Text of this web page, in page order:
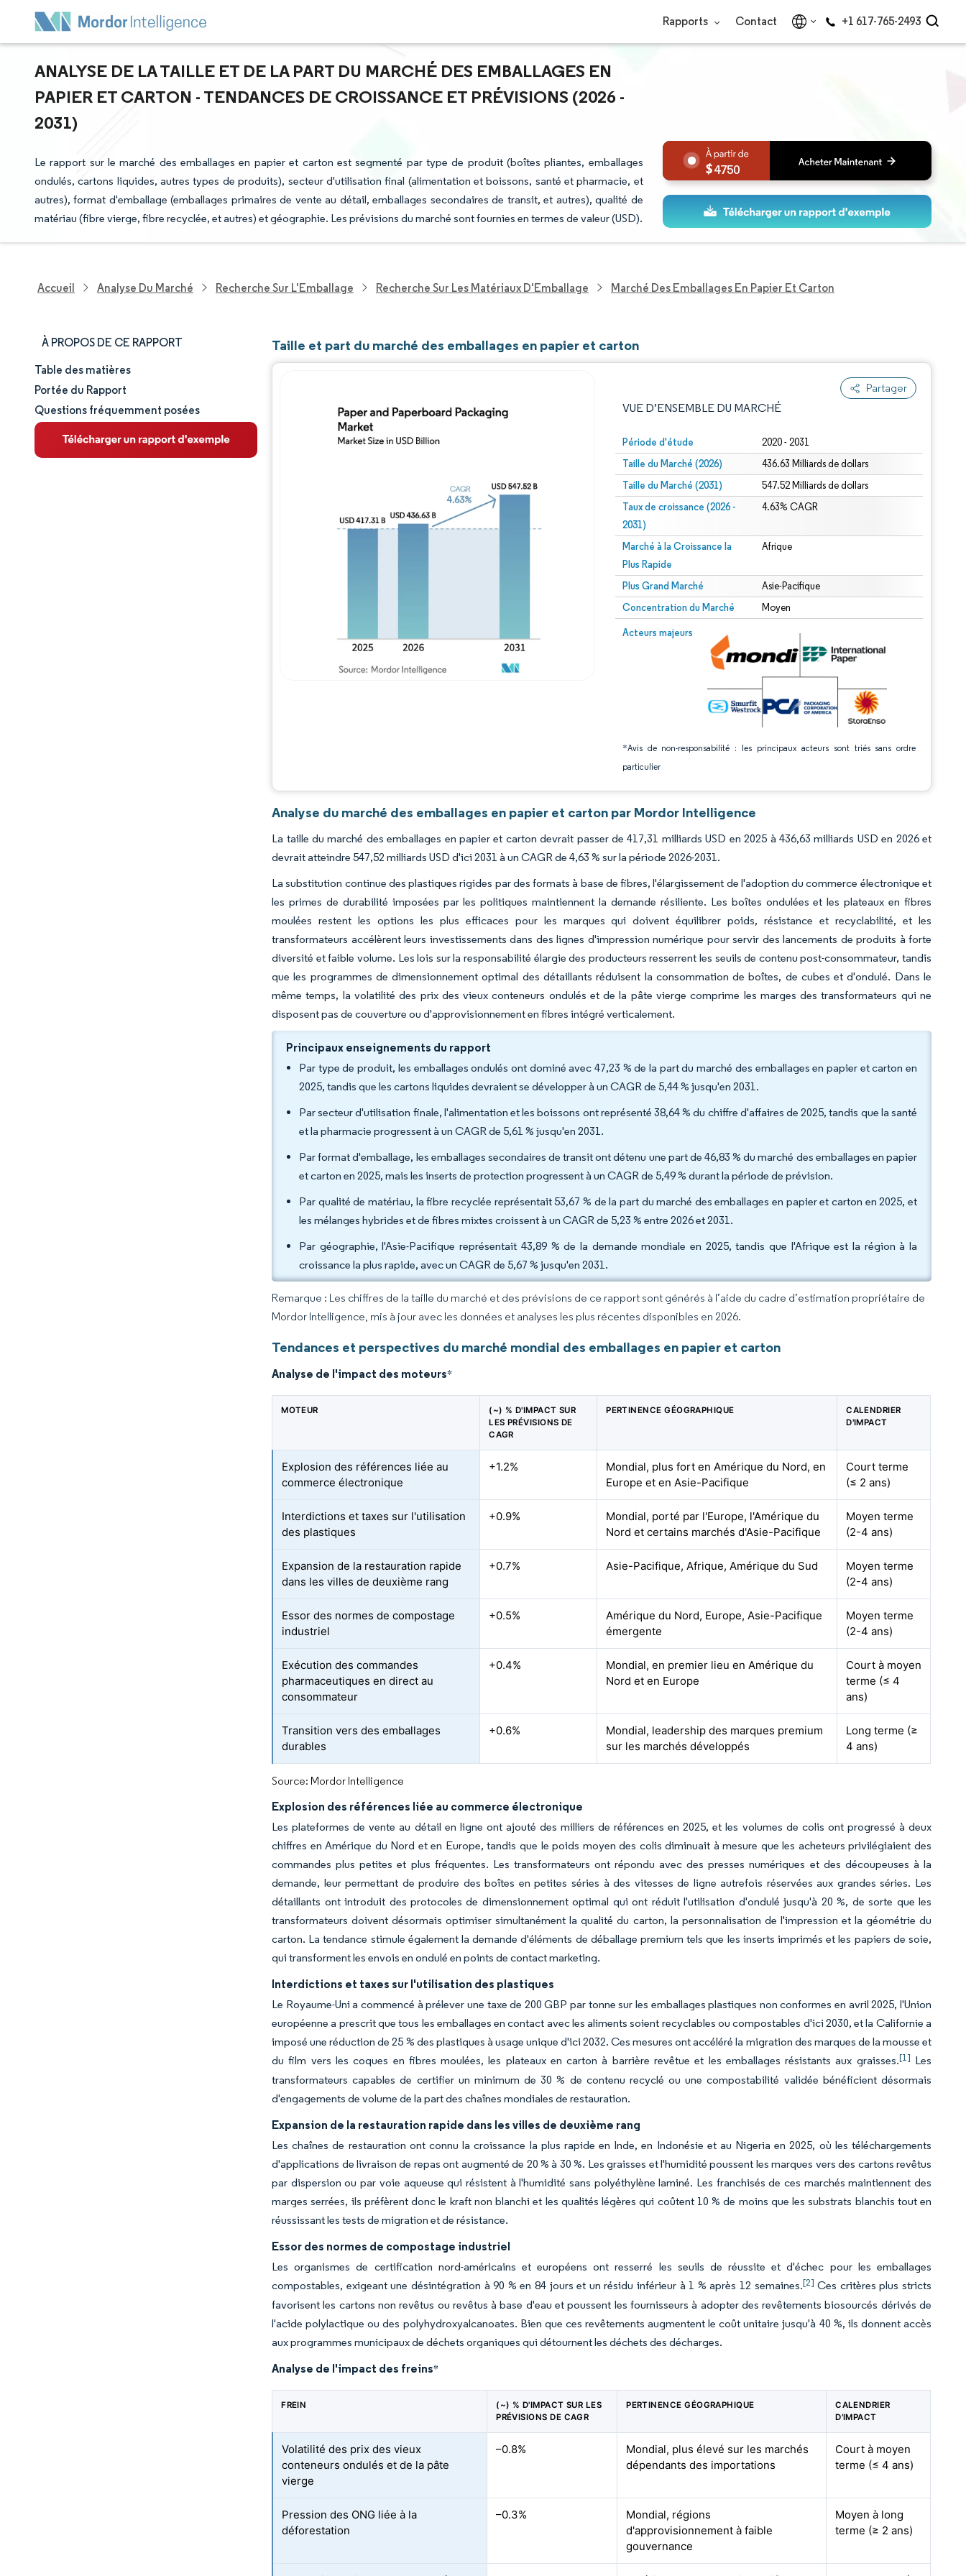
Rapports Contact +1 617-765-2493
ANALYSE DE LA TAILLE ET DE LA PART DU MARCHÉ DES EMBALLAGES EN
PAPIER ET CARTON - TENDANCES DE CROISSANCE ET PRÉVISIONS (2026 -
2031)
Le rapport sur le marché des emballages en papier et carton est segmenté par type de produit (boîtes pliantes, emballages
ondulés, cartons liquides, autres types de produits), secteur d'utilisation final (alimentation et boissons, santé et pharmacie, et
autres), format d'emballage (emballages primaires de vente au détail, emballages secondaires de transit, et autres), qualité de
matériau (fibre vierge, fibre recyclée, et autres) et géographie. Les prévisions du marché sont fournies en termes de valeur (USD).
4750
Accueil Analyse Du Marché Recherche Sur L'Emballage Recherche Sur Les Matériaux D'Emballage Marché Des Emballages En Papier Et Carton
À PROPOS DE CE RAPPORT
Taille et part de marché
Analyse du marché
Tendances et perspectives
Table des matières
Portée du Rapport
Questions fréquemment posées
Taille et part du marché des emballages en papier et carton
Partager
VUE D’ENSEMBLE DU MARCHÉ
Période d'étude 2020 - 2031
Taille du Marché (2026) 436.63 Milliards de dollars
Taille du Marché (2031) 547.52 Milliards de dollars
Taux de croissance (2026 -
2031)
4.63% CAGR
Marché à la Croissance la
Plus Rapide
Afrique
Plus Grand Marché Asie-Pacifique
Concentration du Marché Moyen
Acteurs majeurs
*Avis de non-responsabilité : les principaux acteurs sont triés sans ordre
particulier
Image © Mordor Intelligence. La réutilisation nécessite une attribution sous CC BY 4.0.
Image © Mordor Intelligence. La réutilisation nécessite une attribution sous CC BY 4.0.
Analyse du marché des emballages en papier et carton par Mordor Intelligence
La taille du marché des emballages en papier et carton devrait passer de 417,31 milliards USD en 2025 à 436,63 milliards USD en 2026 et
devrait atteindre 547,52 milliards USD d'ici 2031 à un CAGR de 4,63 % sur la période 2026-2031.
La substitution continue des plastiques rigides par des formats à base de fibres, l'élargissement de l'adoption du commerce électronique et
les primes de durabilité imposées par les politiques maintiennent la demande résiliente. Les boîtes ondulées et les plateaux en fibres
moulées restent les options les plus efficaces pour les marques qui doivent équilibrer poids, résistance et recyclabilité, et les
transformateurs accélèrent leurs investissements dans des lignes d'impression numérique pour servir des lancements de produits à forte
diversité et faible volume. Les lois sur la responsabilité élargie des producteurs resserrent les seuils de contenu post-consommateur, tandis
que les programmes de dimensionnement optimal des détaillants réduisent la consommation de boîtes, de cubes et d'ondulé. Dans le
même temps, la volatilité des prix des vieux conteneurs ondulés et de la pâte vierge comprime les marges des transformateurs qui ne
disposent pas de couverture ou d'approvisionnement en fibres intégré verticalement.
Principaux enseignements du rapport
Par type de produit, les emballages ondulés ont dominé avec 47,23 % de la part du marché des emballages en papier et carton en
2025, tandis que les cartons liquides devraient se développer à un CAGR de 5,44 % jusqu'en 2031.
Par secteur d'utilisation finale, l'alimentation et les boissons ont représenté 38,64 % du chiffre d'affaires de 2025, tandis que la santé
et la pharmacie progressent à un CAGR de 5,61 % jusqu'en 2031.
Par format d'emballage, les emballages secondaires de transit ont détenu une part de 46,83 % du marché des emballages en papier
et carton en 2025, mais les inserts de protection progressent à un CAGR de 5,49 % durant la période de prévision.
Par qualité de matériau, la fibre recyclée représentait 53,67 % de la part du marché des emballages en papier et carton en 2025, et
les mélanges hybrides et de fibres mixtes croissent à un CAGR de 5,23 % entre 2026 et 2031.
Par géographie, l'Asie-Pacifique représentait 43,89 % de la demande mondiale en 2025, tandis que l'Afrique est la région à la
croissance la plus rapide, avec un CAGR de 5,67 % jusqu'en 2031.
Remarque : Les chiffres de la taille du marché et des prévisions de ce rapport sont générés à l’aide du cadre d’estimation propriétaire de
Mordor Intelligence, mis à jour avec les données et analyses les plus récentes disponibles en 2026.
Tendances et perspectives du marché mondial des emballages en papier et carton
Analyse de l'impact des moteurs*
MOTEUR
(~) % D'IMPACT SUR
LES PRÉVISIONS DE
CAGR
PERTINENCE GÉOGRAPHIQUE
CALENDRIER
D'IMPACT
Explosion des références liée au
commerce électronique
+1.2%
Mondial, plus fort en Amérique du Nord, en
Europe et en Asie-Pacifique
Court terme
(≤ 2 ans)
Interdictions et taxes sur l'utilisation
des plastiques
+0.9%
Mondial, porté par l'Europe, l'Amérique du
Nord et certains marchés d'Asie-Pacifique
Moyen terme
(2-4 ans)
Expansion de la restauration rapide
dans les villes de deuxième rang
+0.7% Asie-Pacifique, Afrique, Amérique du Sud
Moyen terme
(2-4 ans)
Essor des normes de compostage
industriel
+0.5%
Amérique du Nord, Europe, Asie-Pacifique
émergente
Moyen terme
(2-4 ans)
Exécution des commandes
pharmaceutiques en direct au
consommateur
+0.4%
Mondial, en premier lieu en Amérique du
Nord et en Europe
Court à moyen
terme (≤ 4
ans)
Transition vers des emballages
durables
+0.6%
Mondial, leadership des marques premium
sur les marchés développés
Long terme (≥
4 ans)
Source: Mordor Intelligence
Explosion des références liée au commerce électronique
Les plateformes de vente au détail en ligne ont ajouté des milliers de références en 2025, et les volumes de colis ont progressé à deux
chiffres en Amérique du Nord et en Europe, tandis que le poids moyen des colis diminuait à mesure que les acheteurs privilégiaient des
commandes plus petites et plus fréquentes. Les transformateurs ont répondu avec des presses numériques et des découpeuses à la
demande, leur permettant de produire des boîtes en petites séries à des vitesses de ligne autrefois réservées aux grandes séries. Les
détaillants ont introduit des protocoles de dimensionnement optimal qui ont réduit l'utilisation d'ondulé jusqu'à 20 %, de sorte que les
transformateurs doivent désormais optimiser simultanément la qualité du carton, la personnalisation de l'impression et la géométrie du
carton. La tendance stimule également la demande d'éléments de déballage premium tels que les inserts imprimés et les papiers de soie,
qui transforment les envois en ondulé en points de contact marketing.
Interdictions et taxes sur l'utilisation des plastiques
Le Royaume-Uni a commencé à prélever une taxe de 200 GBP par tonne sur les emballages plastiques non conformes en avril 2025, l'Union
européenne a prescrit que tous les emballages en contact avec les aliments soient recyclables ou compostables d'ici 2030, et la Californie a
imposé une réduction de 25 % des plastiques à usage unique d'ici 2032. Ces mesures ont accéléré la migration des marques de la mousse et
du film vers les coques en fibres moulées, les plateaux en carton à barrière revêtue et les emballages résistants aux graisses.[1] Les
transformateurs capables de certifier un minimum de 30 % de contenu recyclé ou une compostabilité validée bénéficient désormais
d'engagements de volume de la part des chaînes mondiales de restauration.
Expansion de la restauration rapide dans les villes de deuxième rang
Les chaînes de restauration ont connu la croissance la plus rapide en Inde, en Indonésie et au Nigeria en 2025, où les téléchargements
d'applications de livraison de repas ont augmenté de 20 % à 30 %. Les graisses et l'humidité poussent les marques vers des cartons revêtus
par dispersion ou par voie aqueuse qui résistent à l'humidité sans polyéthylène laminé. Les franchisés de ces marchés maintiennent des
marges serrées, ils préfèrent donc le kraft non blanchi et les qualités légères qui coûtent 10 % de moins que les substrats blanchis tout en
réussissant les tests de migration et de résistance.
Essor des normes de compostage industriel
Les organismes de certification nord-américains et européens ont resserré les seuils de réussite et d'échec pour les emballages
compostables, exigeant une désintégration à 90 % en 84 jours et un résidu inférieur à 1 % après 12 semaines.[2] Ces critères plus stricts
favorisent les cartons non revêtus ou revêtus à base d'eau et poussent les fournisseurs à adopter des revêtements biosourcés dérivés de
l'acide polylactique ou des polyhydroxyalcanoates. Bien que ces revêtements augmentent le coût unitaire jusqu'à 40 %, ils donnent accès
aux programmes municipaux de déchets organiques qui détournent les déchets des décharges.
Analyse de l'impact des freins*
FREIN
(~) % D'IMPACT SUR LES
PRÉVISIONS DE CAGR
PERTINENCE GÉOGRAPHIQUE
CALENDRIER
D'IMPACT
Volatilité des prix des vieux
conteneurs ondulés et de la pâte
vierge
–0.8%
Mondial, plus élevé sur les marchés
dépendants des importations
Court à moyen
terme (≤ 4 ans)
Pression des ONG liée à la
déforestation
–0.3%
Mondial, régions
d'approvisionnement à faible
gouvernance
Moyen à long
terme (≥ 2 ans)